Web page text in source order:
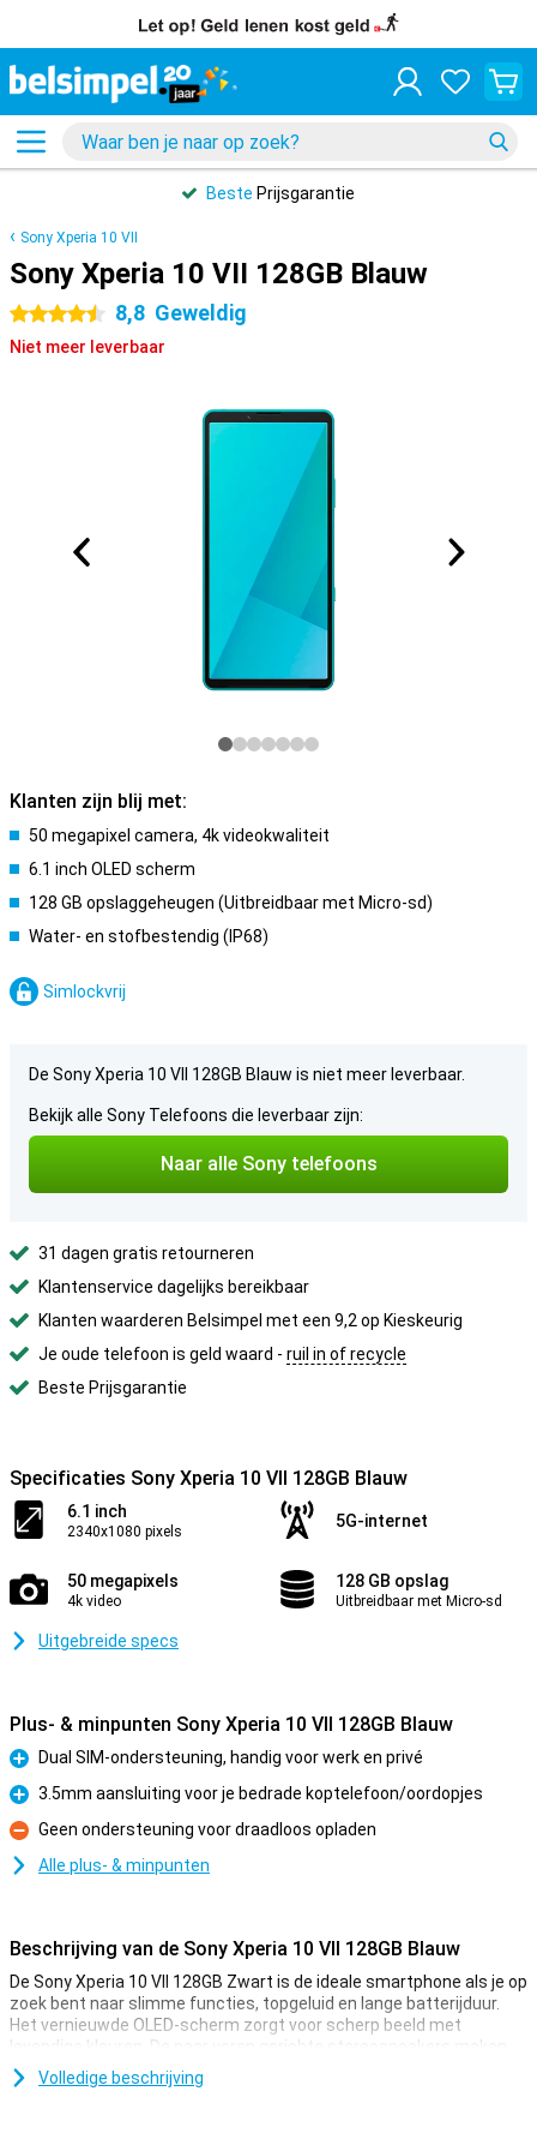
Beste Prijsgarantie
Sony Xperia 10 VII
Sony Xperia 10 VII 128GB Blauw
4.5 sterren 8,8 Geweldig
Niet meer leverbaar
Klanten zijn blij met:
50 megapixel camera, 4k videokwaliteit
6.1 inch OLED scherm
128 GB opslaggeheugen (Uitbreidbaar met Micro-sd)
Water- en stofbestendig (IP68)
Simlockvrij
De Sony Xperia 10 VII 128GB Blauw is niet meer leverbaar.
Bekijk alle Sony Telefoons die leverbaar zijn:
Naar alle Sony telefoons
31 dagen gratis retourneren
Klantenservice dagelijks bereikbaar
Klanten waarderen Belsimpel met een 9,2 op Kieskeurig
Je oude telefoon is geld waard - ruil in of recycle
Beste Prijsgarantie
Specificaties Sony Xperia 10 VII 128GB Blauw
6.1 inch
2340x1080 pixels
5G-internet
50 megapixels
4k video
128 GB opslag
Uitbreidbaar met Micro-sd
Uitgebreide specs
Plus- & minpunten Sony Xperia 10 VII 128GB Blauw
Pluspunt
Dual SIM-ondersteuning, handig voor werk en privé
Pluspunt
3.5mm aansluiting voor je bedrade koptelefoon/oordopjes
Minpunt
Geen ondersteuning voor draadloos opladen
Alle plus- & minpunten
Beschrijving van de Sony Xperia 10 VII 128GB Blauw
De Sony Xperia 10 VII 128GB Zwart is de ideale smartphone als je op
zoek bent naar slimme functies, topgeluid en lange batterijduur.
Het vernieuwde OLED-scherm zorgt voor scherp beeld met
levendige kleuren. De naar voren gerichte stereospeakers maken
het plaatje compleet met helder, vol geluid. Fotograferen gaat
razendsnel en dankzij de vernieuwde camera’s leg je elk moment
Volledige beschrijving